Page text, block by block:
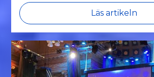
Läs artikeln